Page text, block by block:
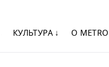
КУЛЬТУРА ↓ О METRO